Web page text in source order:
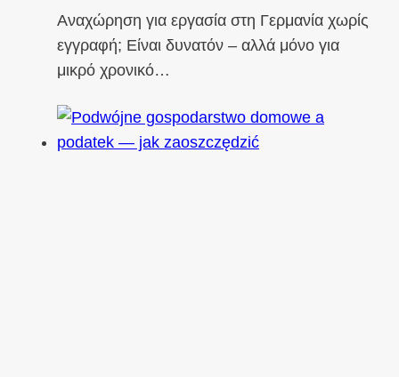
Αναχώρηση για εργασία στη Γερμανία χωρίς
εγγραφή; Είναι δυνατόν – αλλά μόνο για
μικρό χρονικό…